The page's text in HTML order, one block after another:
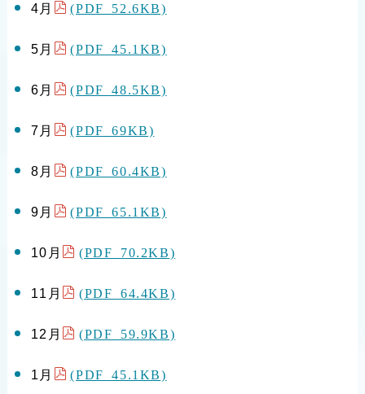
4月 (PDF 52.6KB)
5月 (PDF 45.1KB)
6月 (PDF 48.5KB)
7月 (PDF 69KB)
8月 (PDF 60.4KB)
9月 (PDF 65.1KB)
10月 (PDF 70.2KB)
11月 (PDF 64.4KB)
12月 (PDF 59.9KB)
1月 (PDF 45.1KB)